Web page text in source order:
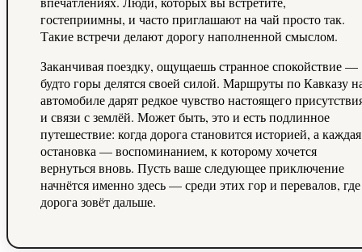
гостеприимны, и часто приглашают на чай просто так.
Такие встречи делают дорогу наполненной смыслом.
Заканчивая поездку, ощущаешь странное спокойствие —
будто горы делятся своей силой. Маршруты по Кавказу
автомобиле дарят редкое чувство настоящего
и связи с землёй. Может быть, это и есть подлинное
путешествие: когда дорога становится историей, а каждая
остановка — воспоминанием, к которому хочется
вернуться вновь. Пусть ваше следующее приключение
начнётся именно здесь — среди этих гор и перевалов, где
дорога зовёт дальше.